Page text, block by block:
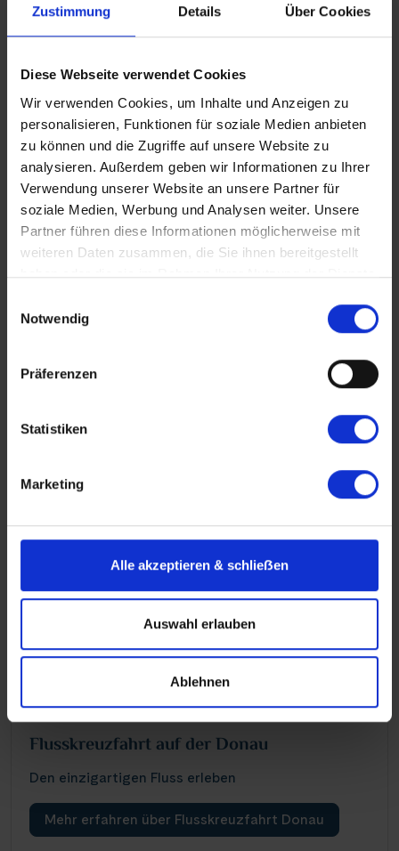
Zustimmung Details Über Cookies
Diese Webseite verwendet Cookies
Wir verwenden Cookies, um Inhalte und Anzeigen zu
personalisieren, Funktionen für soziale Medien anbieten
zu können und die Zugriffe auf unsere Website zu
analysieren. Außerdem geben wir Informationen zu Ihrer
Verwendung unserer Website an unsere Partner für
soziale Medien, Werbung und Analysen weiter. Unsere
Partner führen diese Informationen möglicherweise mit
weiteren Daten zusammen, die Sie ihnen bereitgestellt
haben oder die sie im Rahmen Ihrer Nutzung der Dienste
Notwendig
Präferenzen
Statistiken
Marketing
Alle akzeptieren & schlieẞen
Auswahl erlauben
Ablehnen
Aktivitäten auf Flusskreuzfahrten
Mehr erfahren über Flusskreuzfahrten in
Flusskreuzfahrt auf der Donau
Den einzigartigen Fluss erleben
Mehr erfahren über Flusskreuzfahrt Donau